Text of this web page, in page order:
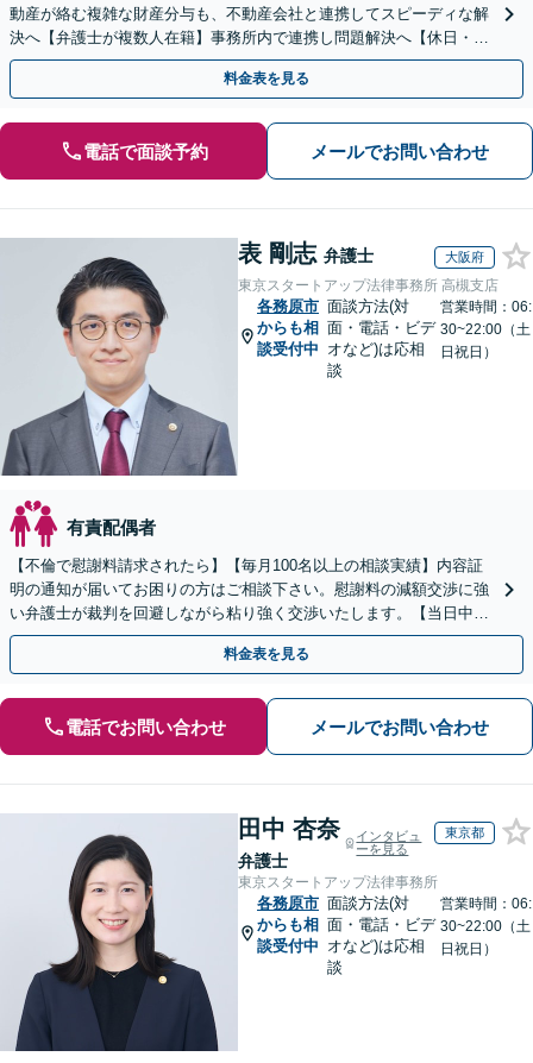
動産が絡む複雑な財産分与も、不動産会社と連携してスピーディな解
決へ【弁護士が複数人在籍】事務所内で連携し問題解決へ【休日・夜
間面談可】【子連れ相談可】【虎ノ門駅1分】
料金表を見る
電話で面談予約 メールでお問い合わせ
表 剛志 弁護士 大阪府
東京スタートアップ法律事務所 高槻支店
各務原市
からも相
談受付中
面談方法(対
面・電話・ビデ
オなど)は応相
談
営業時間：06:
30~22:00（土
日祝日）
有責配偶者
【不倫で慰謝料請求されたら】【毎月100名以上の相談実績】内容証
明の通知が届いてお困りの方はご相談下さい。慰謝料の減額交渉に強
い弁護士が裁判を回避しながら粘り強く交渉いたします。【当日中の
相談可(予約制)】【全国対応】
料金表を見る
電話でお問い合わせ メールでお問い合わせ
田中 杏奈
弁護士
インタビュ
ーを見る
東京都
東京スタートアップ法律事務所
各務原市
からも相
談受付中
面談方法(対
面・電話・ビデ
オなど)は応相
談
営業時間：06:
30~22:00（土
日祝日）